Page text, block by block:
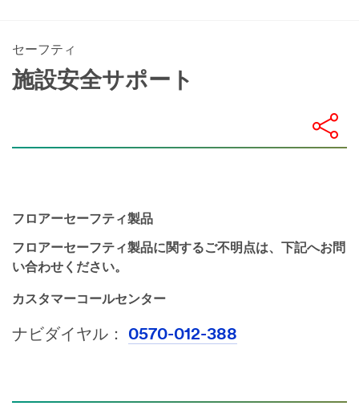
セーフティ
施設安全サポート
フロアーセーフティ製品
フロアーセーフティ製品に関するご不明点は、下記へお問
い合わせください。
カスタマーコールセンター
ナビダイヤル： 0570-012-388